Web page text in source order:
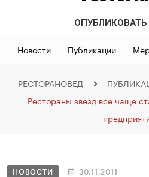
ОПУБЛИКОВАТЬ
Новости Публикации
РЕСТОРАНОВЕД
Рестораны звезд все чаще
НОВОСТИ 30.11.2011